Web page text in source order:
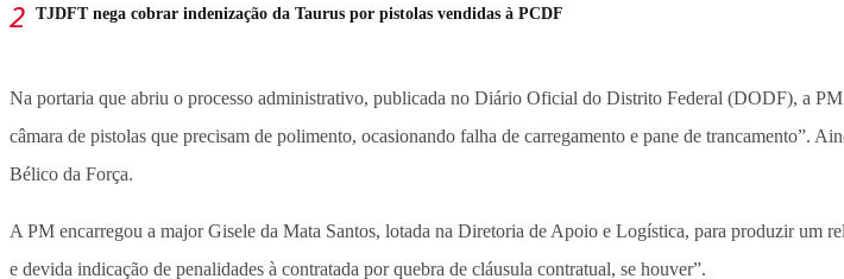
TJDFT nega cobrar indenização da Taurus por pistolas vendidas à PCDF
Na portaria que abriu o processo administrativo, publicada no Diário Oficial do Distrito Federal (DODF), a
câmara de pistolas que precisam de polimento, ocasionando falha de carregamento e pane de trancamento”.
Bélico da Força.
A PM encarregou a major Gisele da Mata Santos, lotada na Diretoria de Apoio e Logística, para produzir um
e devida indicação de penalidades à contratada por quebra de cláusula contratual, se houver”.